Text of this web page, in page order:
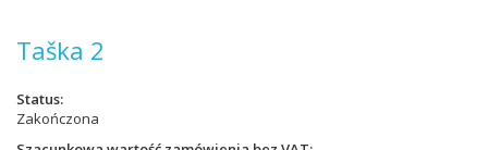
Taška 2
Status
Zakończona